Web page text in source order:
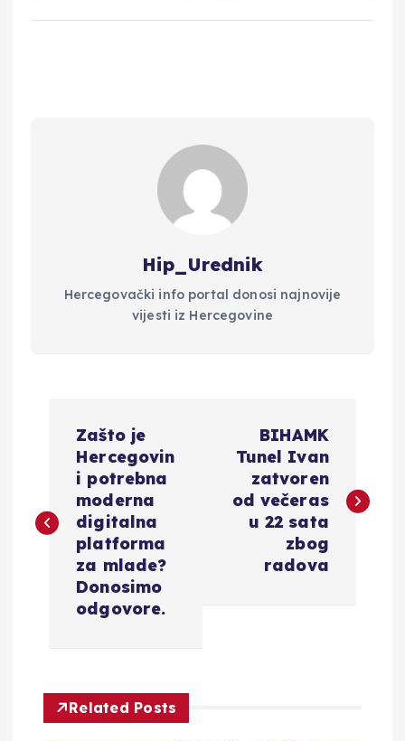
Hip_Urednik
Hercegovački info portal donosi najnovije
vijesti iz Hercegovine
v
c
Zašto je
Hercegovin
i potrebna
moderna
digitalna
platforma
za mlade?
Donosimo
odgovore.
BIHAMK
Tunel Ivan
zatvoren
od večeras
u 22 sata
zbog
radova
Related Posts